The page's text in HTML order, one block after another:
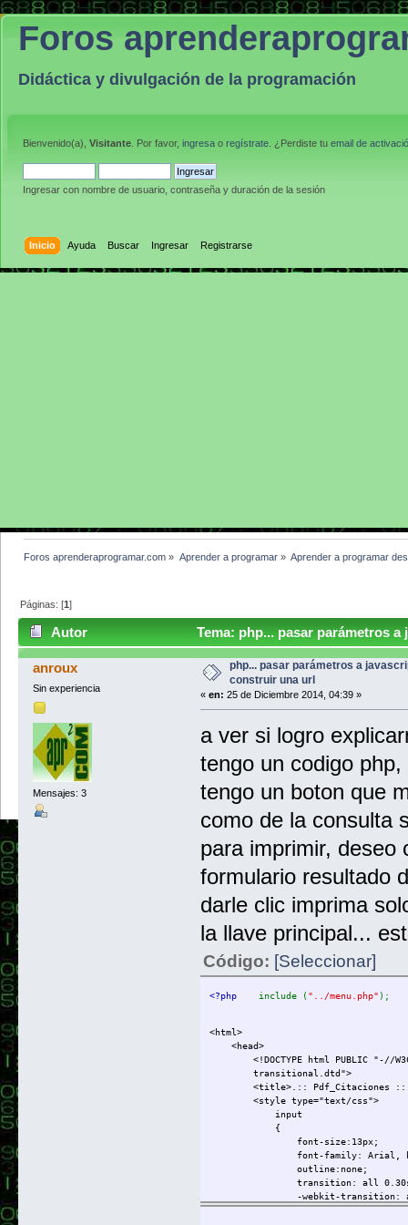
Foros
Didáctica y divulgación de la programación
Bienvenido(a), Visitante . Por favor, ingresa o regístrate . ¿Perdiste tu email de
Ingresar con nombre de usuario, contraseña y duración de la sesión
Inicio Ayuda Buscar Ingresar Registrarse
Foros aprenderaprogramar.com » Aprender a programar» Aprender a programar
Páginas: [1]
Autor
Tema: php... pasar parámetros
veces)
anroux
Sin experiencia
Mensajes: 3
php... pasar parámetros a
construir una url
« en: 25 de Diciembre 2014, 04:39 »
a ver si logro
tengo un codigo
tengo un boton que
como de la consulta
para imprimir, deseo
formulario resultado
darle clic imprima
la llave principal...
Código: [Seleccionar]
<?php include ( "../menu.php" );
<html>
<head>
<!DOCTYPE html PUBLIC "-//
transitional.dtd">
<title>.:: Pdf_Citaciones
<style type="text/css">
input
{
font-size:13px;
font-family: Arial,
outline:none;
transition: all 0.30s
-webkit-transition: all